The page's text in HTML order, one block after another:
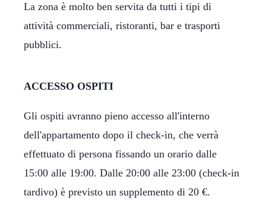
La zona è molto ben servita da tutti i tipi di
attività commerciali, ristoranti, bar e trasporti
pubblici.
ACCESSO OSPITI
Gli ospiti avranno pieno accesso all'interno
dell'appartamento dopo il check-in, che verrà
effettuato di persona fissando un orario dalle
15:00 alle 19:00. Dalle 20:00 alle 23:00 (check-in
tardivo) è previsto un supplemento di 20 €.